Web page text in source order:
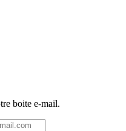
boite e-mail.